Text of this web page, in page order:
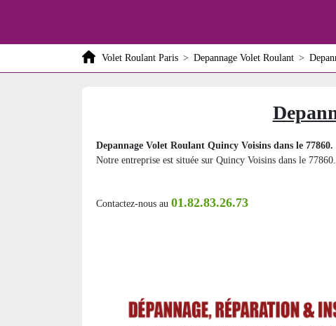
Volet Roulant Paris > Depannage Volet Roulant >
Depannage Volet Roulant Quincy Voisins dans le 77860.
Notre entreprise est située sur Quincy Voisins dans le
Contactez-nous au 01.82.83.26.73